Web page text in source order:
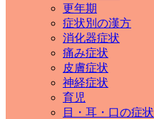
更年期
症状別の漢方
消化器症状
痛み症状
皮膚症状
神経症状
育児
目・耳・口の症状